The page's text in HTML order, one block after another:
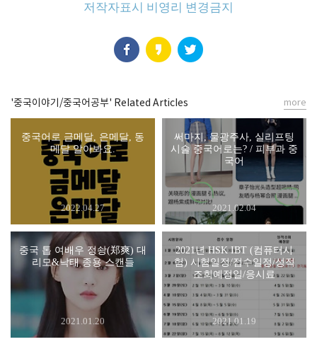
저작자표시 비영리 변경금지
'중국이야기/중국어공부' Related Articles
중국어로 금메달, 은메달, 동
메달 알아봐요.
2022.04.27
써마지, 물광주사, 실리프팅
시술 중국어로는? / 피부과 중
국어
2021.02.04
중국 톱 여배우 정솽(郑爽) 대
리모&낙태 종용 스캔들
2021.01.20
2021년 HSK IBT (컴퓨터시
험) 시험일정/접수일정/성적
조회예정일/응시료
2021.01.19
more